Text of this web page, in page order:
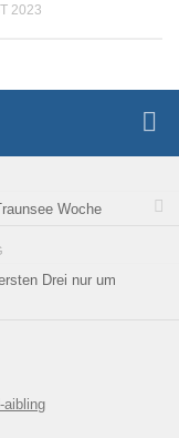
2023
Woche
Drei nur um